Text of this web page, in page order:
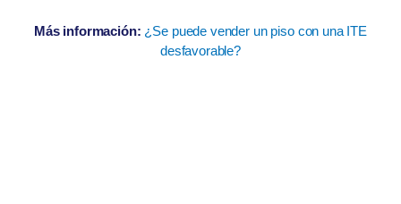
Más información: ¿Se puede vender un piso con una ITE
desfavorable?